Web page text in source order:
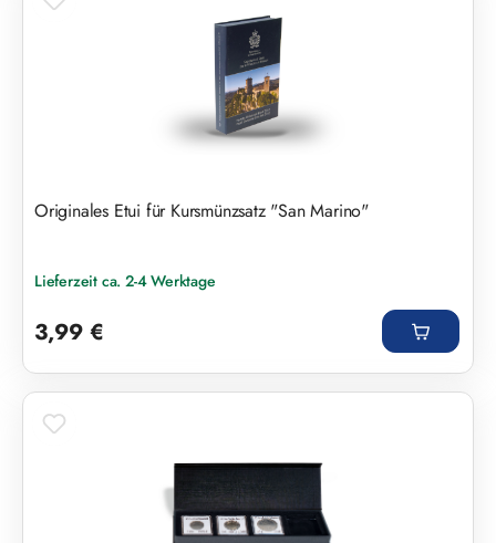
Originales Etui für Kursmünzsatz "San Marino"
Lieferzeit ca. 2-4 Werktage
3,99 €